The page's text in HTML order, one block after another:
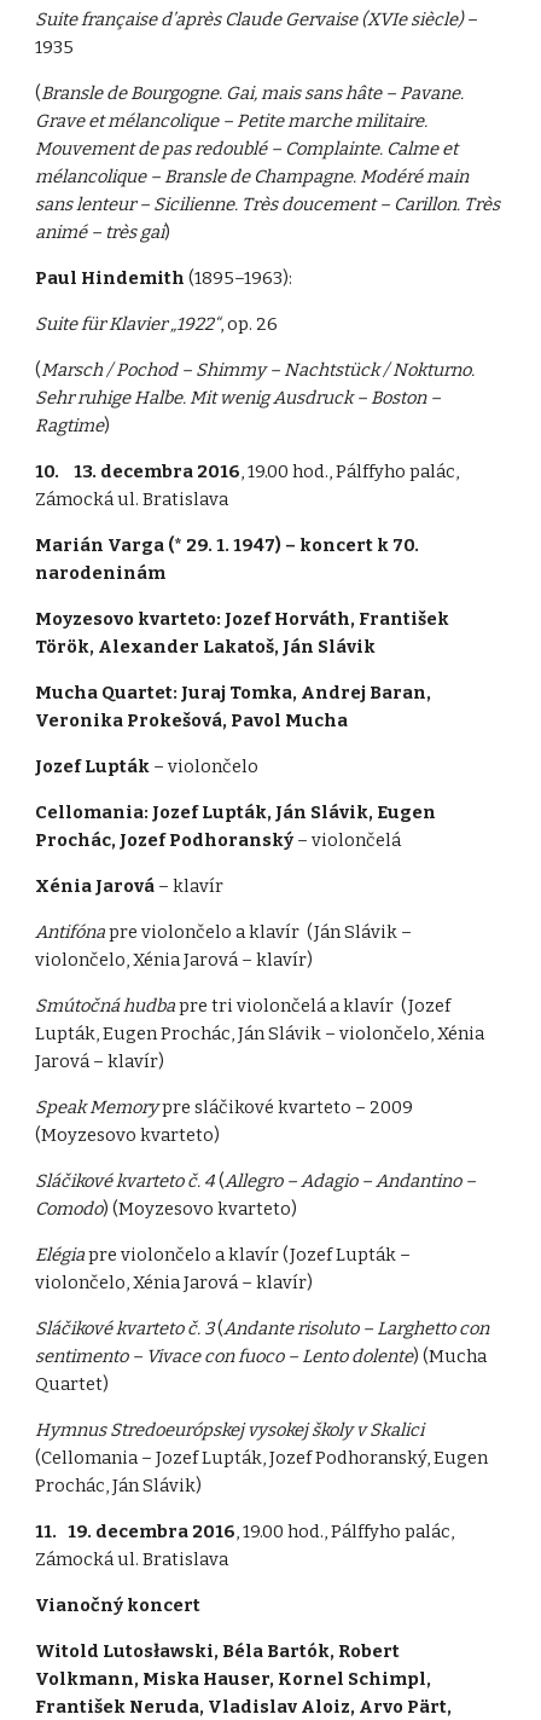
Suite française d’après Claude Gervaise (XVIe siècle)–
1935
(Bransle de Bourgogne. Gai, mais sans hâte – Pavane.
Grave et mélancolique – Petite marche militaire.
Mouvement de pas redoublé – Complainte. Calme et
mélancolique – Bransle de Champagne. Modéré main
sans lenteur – Sicilienne. Très doucement – Carillon. Très
animé – très gai)
Paul Hindemith(1895–1963):
Suite für Klavier „1922“, op. 26
(Marsch / Pochod – Shimmy – Nachtstück / Nokturno.
Sehr ruhige Halbe. Mit wenig Ausdruck – Boston –
Ragtime)
10. 13. decembra 2016, 19.00 hod., Pálffyho palác,
Zámocká ul. Bratislava
Marián Varga (* 29. 1. 1947) – koncert k 70.
narodeninám
Moyzesovo kvarteto: Jozef Horváth, František
Török, Alexander Lakatoš, Ján Slávik
Mucha Quartet: Juraj Tomka, Andrej Baran,
Veronika Prokešová, Pavol Mucha
Jozef Lupták – violončelo
Cellomania: Jozef Lupták, Ján Slávik, Eugen
Prochác, Jozef Podhoranský – violončelá
Xénia Jarová – klavír
Antifónapre violončelo a klavír (Ján Slávik –
violončelo, Xénia Jarová – klavír)
Smútočná hudbapre tri violončelá a klavír (Jozef
Lupták, Eugen Prochác, Ján Slávik – violončelo, Xénia
Jarová – klavír)
Speak Memorypre sláčikové kvarteto – 2009
(Moyzesovo kvarteto)
Sláčikové kvarteto č. 4(Allegro – Adagio – Andantino –
Comodo) (Moyzesovo kvarteto)
Elégiapre violončelo a klavír (Jozef Lupták –
violončelo, Xénia Jarová – klavír)
Sláčikové kvarteto č. 3(Andante risoluto – Larghetto con
sentimento – Vivace con fuoco – Lento dolente) (Mucha
Quartet)
Hymnus Stredoeurópskej vysokej školy v Skalici
(Cellomania – Jozef Lupták, Jozef Podhoranský, Eugen
Prochác, Ján Slávik)
11. 19. decembra 2016, 19.00 hod., Pálffyho palác,
Zámocká ul. Bratislava
Vianočný koncert
Witold Lutosławski, Béla Bartók, Robert
Volkmann, Miska Hauser, Kornel Schimpl,
František Neruda, Vladislav Aloiz, Arvo Pärt,